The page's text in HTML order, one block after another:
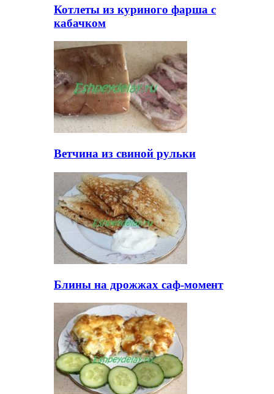
Котлеты из куриного фарша с
кабачком
Ветчина из свиной рульки
Блины на дрожжах саф-момент